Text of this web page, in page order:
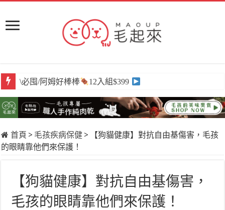
\必囤/阿姆好棒棒 12入組$399
首頁 > 毛孩疾病保健 >
【狗貓健康】對抗自由基傷害，毛孩
的眼睛靠他們來保護！
【狗貓健康】對抗自由基傷害，
毛孩的眼睛靠他們來保護！